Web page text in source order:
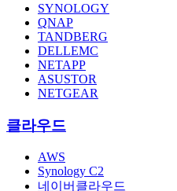
SYNOLOGY
QNAP
TANDBERG
DELLEMC
NETAPP
ASUSTOR
NETGEAR
클라우드
AWS
Synology C2
네이버클라우드